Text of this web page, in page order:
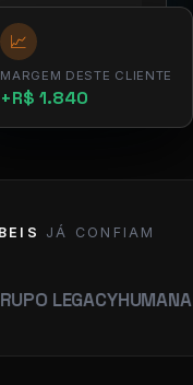
11:15
amanhã
📈
MARGEM DESTE CLIENTE
+R$ 1.840
JÁ CONFIAM
HUMANA